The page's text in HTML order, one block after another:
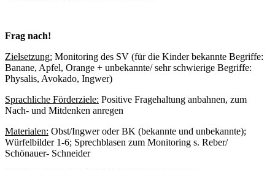
Frag nach!
Zielsetzung: Monitoring des SV (für die Kinder bekannte Begriffe:
Banane, Apfel, Orange + unbekannte/ sehr schwierige Begriffe:
Physalis, Avokado, Ingwer)
Sprachliche Förderziele: Positive Fragehaltung anbahnen, zum
Nach- und Mitdenken anregen
Materialen: Obst/Ingwer oder BK (bekannte und unbekannte);
Würfelbilder 1-6; Sprechblasen zum Monitoring s. Reber/
Schönauer- Schneider